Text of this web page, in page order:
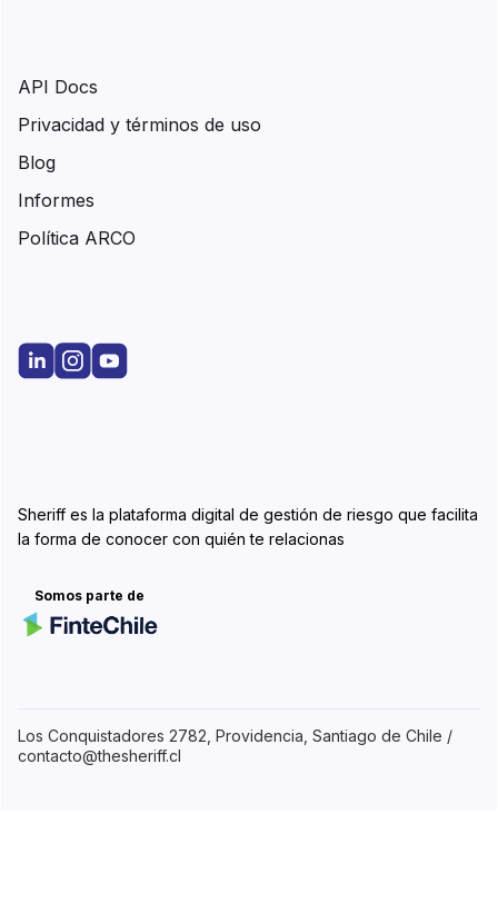
Sheriff es la plataforma digital de gestión de riesgo que facilita
la forma de conocer con quién te relacionas
Somos parte de
API Docs
Privacidad y términos de uso
Blog
Informes
Política ARCO
Los Conquistadores 2782, Providencia, Santiago de Chile /
contacto@thesheriff.cl